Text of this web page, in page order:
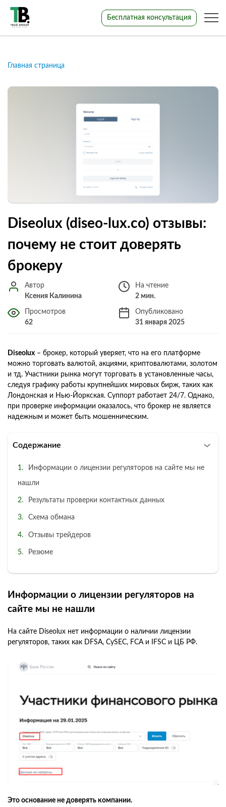
Бесплатная консультация
Главная страница
Diseolux (diseo-lux.co) отзывы:
почему не стоит доверять
брокеру
Автор
Ксения Калинина
На чтение
2 мин.
Просмотров
62
Опубликовано
31 января 2025
Diseolux – брокер, который уверяет, что на его платформе
можно торговать валютой, акциями, криптовалютами, золотом
и тд. Участники рынка могут торговать в установленные часы,
следуя графику работы крупнейших мировых бирж, таких как
Лондонская и Нью-Йоркская. Суппорт работает 24/7. Однако,
при проверке информации оказалось, что брокер не является
надежным и может быть мошенническим.
Содержание
Информации о лицензии регуляторов на сайте мы не
нашли
Результаты проверки контактных данных
Схема обмана
Отзывы трейдеров
Резюме
Информации о лицензии регуляторов на
сайте мы не нашли
На сайте Diseolux нет информации о наличии лицензии
регуляторов, таких как DFSA, CySEC, FCA и IFSC и ЦБ РФ.
Это основание не доверять компании.